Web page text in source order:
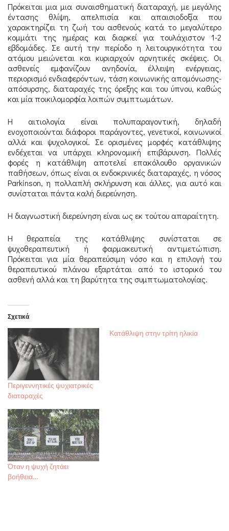
Πρόκειται μια μια συναισθηματική διαταραχή, με μεγάλης
έντασης θλίψη, απελπισία και απαισιοδοξία που
χαρακτηρίζει τη ζωή του ασθενούς κατά το μεγαλύτερο
κομμάτι της ημέρας και διαρκεί για τουλάχιστον 1-2
εβδομάδες. Σε αυτή την περίοδο η λειτουργικότητα του
ατόμου μειώνεται και κυριαρχούν αρνητικές σκέψεις. Οι
ασθενείς εμφανίζουν ανηδονία, έλλειψη ενέργειας,
περιορισμό ενδιαφερόντων, τάση κοινωνικής απομόνωσης-
απόσυρσης, διαταραχές της όρεξης και του ύπνου, καθώς
και μία ποικιλομορφία λοιπών συμπτωμάτων.
Η αιτιολογία είναι πολυπαραγοντική, δηλαδή
ενοχοποιούνται διάφοροι παράγοντες, γενετικοί, κοινωνικοί
αλλά και ψυχολογικοί. Σε ορισμένες μορφές κατάθλιψης
ενδέχεται να υπάρχει κληρονομική επιβάρυνση. Πολλές
φορές η κατάθλιψη αποτελεί επακόλουθο οργανικών
παθήσεων, όπως είναι οι ενδοκρινικές διαταραχές, η νόσος
Parkinson, η πολλαπλή σκλήρυνση και άλλες, για αυτό και
συνίσταται πάντα καλή διερεύνηση.
Η διαγνωστική διερεύνηση είναι ως εκ τούτου απαραίτητη.
Η θεραπεία της κατάθλιψης συνίσταται σε
ψυχοθεραπευτική ή φαρμακευτική αντιμετώπιση.
Πρόκειται για μία θεραπεύσιμη νόσο και η επιλογή του
θεραπευτικού πλάνου εξαρτάται από το ιστορικό του
ασθενή αλλά και τη βαρύτητα της συμπτωματολογίας.
Σχετικά
Περιγεννητικές ψυχιατρικές
διαταραχές
Κατάθλιψη στην τρίτη ηλικία
Όταν η ψυχή ζητάει
βοήθεια…